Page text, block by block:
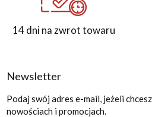
14 dni na zwrot towaru
Newsletter
Podaj swój adres e-mail, jeżeli
nowościach i promocjach.